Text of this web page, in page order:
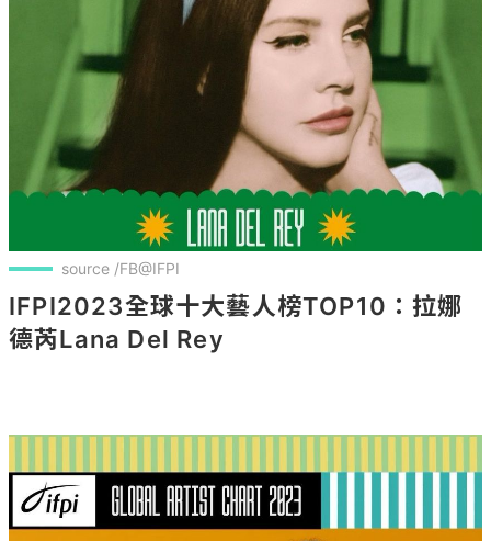
source /FB@IFPI
IFPI2023全球十大藝人榜TOP10：拉娜
德芮Lana Del Rey